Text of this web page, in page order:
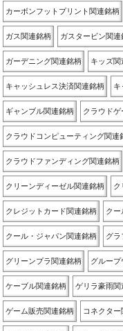
カーボンフットプリント関連銘柄
ガス関連銘柄 ガスタービン関連
ガーデニング関連銘柄 キッズ関
キャッシュレス決済関連銘柄 キ
ギャンブル関連銘柄 クラウド
クラウドコンピューティング関連
クラウドファンディング関連銘柄
クリーンディーゼル関連銘柄 ク
クレジットカード関連銘柄 クー
クール・ジャパン関連銘柄 グラ
グリーンプラ関連銘柄 グルー
ケーブル関連銘柄 ゲリラ豪雨関
ゲーム販売関連銘柄 コネクタ